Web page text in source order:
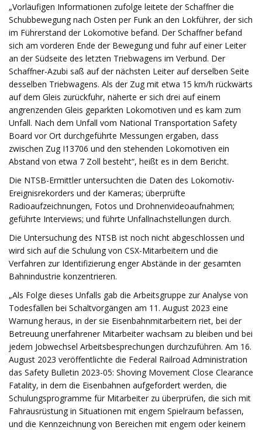
„Vorläufigen Informationen zufolge leitete der Schaffner die
Schubbewegung nach Osten per Funk an den Lokführer, der sich
im Führerstand der Lokomotive befand. Der Schaffner befand
sich am vorderen Ende der Bewegung und fuhr auf einer Leiter
an der Südseite des letzten Triebwagens im Verbund. Der
Schaffner-Azubi saß auf der nächsten Leiter auf derselben Seite
desselben Triebwagens. Als der Zug mit etwa 15 km/h rückwärts
auf dem Gleis zurückfuhr, näherte er sich drei auf einem
angrenzenden Gleis geparkten Lokomotiven und es kam zum
Unfall. Nach dem Unfall vom National Transportation Safety
Board vor Ort durchgeführte Messungen ergaben, dass
zwischen Zug I13706 und den stehenden Lokomotiven ein
Abstand von etwa 7 Zoll besteht“, heißt es in dem Bericht.
Die NTSB-Ermittler untersuchten die Daten des Lokomotiv-
Ereignisrekorders und der Kameras; überprüfte
Radioaufzeichnungen, Fotos und Drohnenvideoaufnahmen;
geführte Interviews; und führte Unfallnachstellungen durch.
Die Untersuchung des NTSB ist noch nicht abgeschlossen und
wird sich auf die Schulung von CSX-Mitarbeitern und die
Verfahren zur Identifizierung enger Abstände in der gesamten
Bahnindustrie konzentrieren.
„Als Folge dieses Unfalls gab die Arbeitsgruppe zur Analyse von
Todesfällen bei Schaltvorgängen am 11. August 2023 eine
Warnung heraus, in der sie Eisenbahnmitarbeitern riet, bei der
Betreuung unerfahrener Mitarbeiter wachsam zu bleiben und bei
jedem Jobwechsel Arbeitsbesprechungen durchzuführen. Am 16.
August 2023 veröffentlichte die Federal Railroad Administration
das Safety Bulletin 2023-05: Shoving Movement Close Clearance
Fatality, in dem die Eisenbahnen aufgefordert werden, die
Schulungsprogramme für Mitarbeiter zu überprüfen, die sich mit
Fahrausrüstung in Situationen mit engem Spielraum befassen,
und die Kennzeichnung von Bereichen mit engem oder keinem